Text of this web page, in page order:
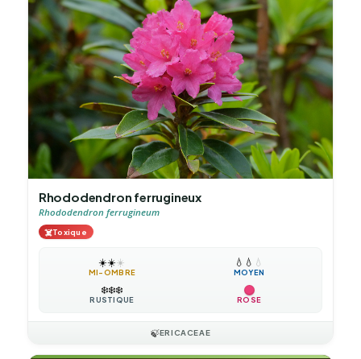
Rhododendron ferrugineux
Rhododendron ferrugineum
☠️Toxique
☀️☀️☀️
MI-OMBRE
💧 💧 💧
MOYEN
❄️❄️❄️
RUSTIQUE ROSE
🍃ERICACEAE